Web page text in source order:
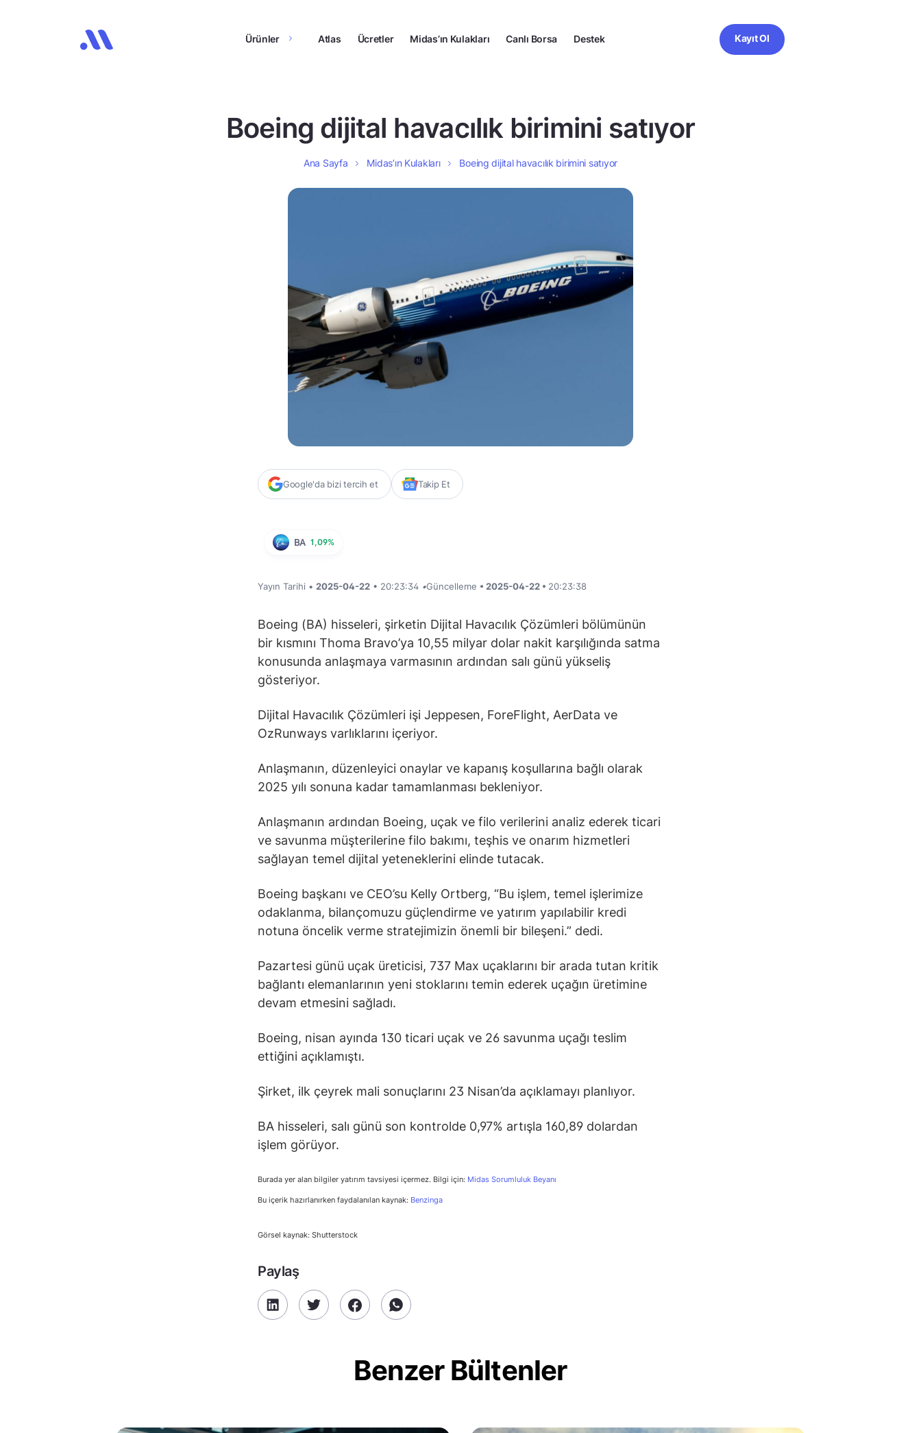
Ürünler Atlas Ücretler Midas’ın Kulakları Canlı Borsa Destek Kayıt Ol
Boeing dijital havacılık birimini satıyor
Ana Sayfa Midas’ın Kulakları Boeing dijital havacılık birimini satıyor
Google'da bizi tercih et Takip Et
BA 1,09%
Yayın Tarihi • 2025-04-22 • 20:23:34 •Güncelleme • 2025-04-22 • 20:23:38
Boeing (BA) hisseleri, şirketin Dijital Havacılık Çözümleri bölümünün
bir kısmını Thoma Bravo’ya 10,55 milyar dolar nakit karşılığında satma
konusunda anlaşmaya varmasının ardından salı günü yükseliş
gösteriyor.
Dijital Havacılık Çözümleri işi Jeppesen, ForeFlight, AerData ve
OzRunways varlıklarını içeriyor.
Anlaşmanın, düzenleyici onaylar ve kapanış koşullarına bağlı olarak
2025 yılı sonuna kadar tamamlanması bekleniyor.
Anlaşmanın ardından Boeing, uçak ve filo verilerini analiz ederek ticari
ve savunma müşterilerine filo bakımı, teşhis ve onarım hizmetleri
sağlayan temel dijital yeteneklerini elinde tutacak.
Boeing başkanı ve CEO’su Kelly Ortberg, “Bu işlem, temel işlerimize
odaklanma, bilançomuzu güçlendirme ve yatırım yapılabilir kredi
notuna öncelik verme stratejimizin önemli bir bileşeni.” dedi.
Pazartesi günü uçak üreticisi, 737 Max uçaklarını bir arada tutan kritik
bağlantı elemanlarının yeni stoklarını temin ederek uçağın üretimine
devam etmesini sağladı.
Boeing, nisan ayında 130 ticari uçak ve 26 savunma uçağı teslim
ettiğini açıklamıştı.
Şirket, ilk çeyrek mali sonuçlarını 23 Nisan’da açıklamayı planlıyor.
BA hisseleri, salı günü son kontrolde 0,97% artışla 160,89 dolardan
işlem görüyor.
Burada yer alan bilgiler yatırım tavsiyesi içermez. Bilgi için: Midas Sorumluluk Beyanı
Bu içerik hazırlanırken faydalanılan kaynak: Benzinga
Görsel kaynak: Shutterstock
Paylaş
Benzer Bültenler